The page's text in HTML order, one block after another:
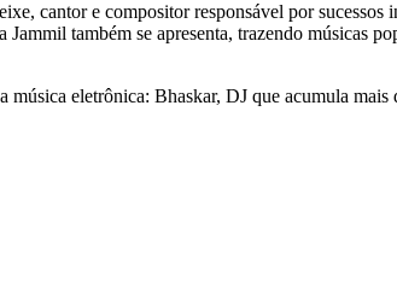
cantor e compositor responsável por sucessos
também se apresenta, trazendo músicas
eletrônica: Bhaskar, DJ que acumula mais